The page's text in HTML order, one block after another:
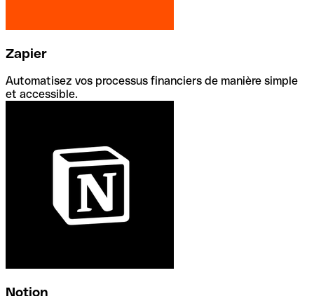
Zapier
Automatisez vos processus financiers de manière simple
et accessible.
Notion